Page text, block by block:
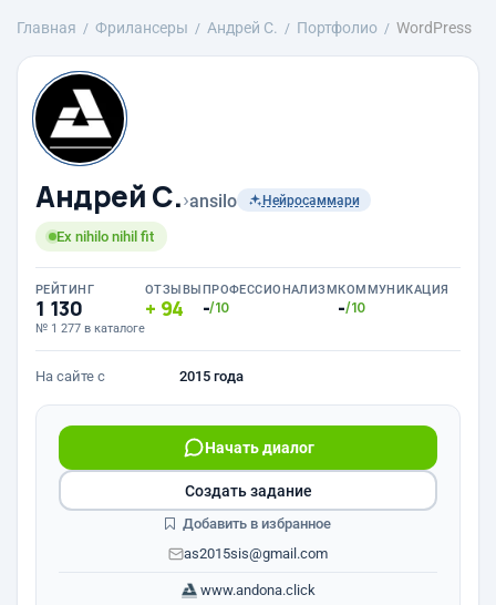
Главная Фрилансеры Андрей С. Портфолио WordPress
Андрей С.›ansilo Нейросаммари
Ex nihilo nihil fit
РЕЙТИНГ
1 130
№ 1 277 в каталоге
ОТЗЫВЫ
94
ПРОФЕССИОНАЛИЗМ
-/10
КОММУНИКАЦИЯ
-/10
На сайте с 2015 года
Начать диалог
as2015sis@gmail.com
www.andona.click
Создать задание
Добавить в избранное